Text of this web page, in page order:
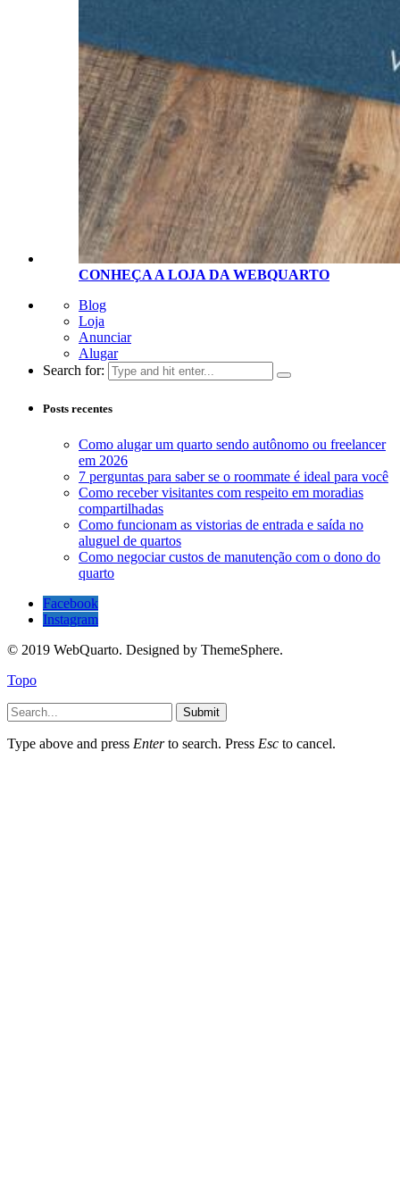
CONHEÇA A LOJA DA WEBQUARTO
Blog
Loja
Anunciar
Alugar
Search for:
Posts recentes
Como alugar um quarto sendo autônomo ou freelancer
em 2026
7 perguntas para saber se o roommate é ideal para você
Como receber visitantes com respeito em moradias
compartilhadas
Como funcionam as vistorias de entrada e saída no
aluguel de quartos
Como negociar custos de manutenção com o dono do
quarto
Facebook
Instagram
© 2019 WebQuarto. Designed by ThemeSphere.
Topo
Submit
Type above and press Enterto search. Press Esc to cancel.